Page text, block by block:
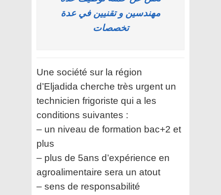
مهندسين و تقنيين في عدة
تخصصات
Une société sur la région
d’Eljadida cherche très urgent un
technicien frigoriste qui a les
conditions suivantes :
– un niveau de formation bac+2 et
plus
– plus de 5ans d’expérience en
agroalimentaire sera un atout
– sens de responsabilité